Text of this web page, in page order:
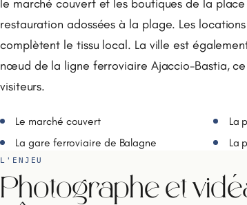
le marché couvert et les boutiques de la
restauration adossées à la plage. Les
complètent le tissu local. La ville est
nœud de la ligne ferroviaire Ajaccio-Bastia,
visiteurs.
Le marché couvert La
La gare ferroviaire de Balagne
La
L'ENJEU
Photographe et